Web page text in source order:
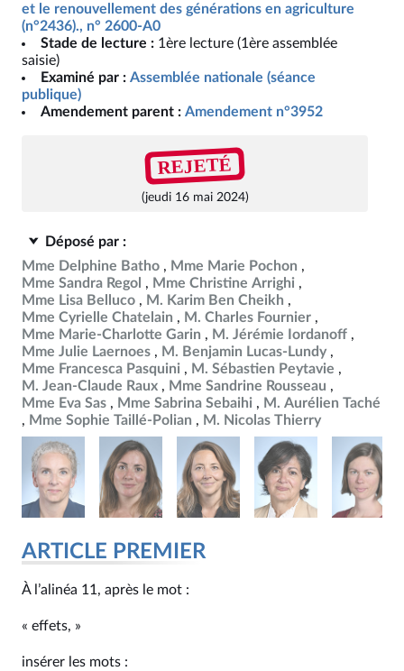
et le renouvellement des générations en agriculture
(n°2436)., n° 2600-A0
Stade de lecture : 1ère lecture (1ère assemblée
saisie)
Examiné par : Assemblée nationale (séance
publique)
Amendement parent : Amendement n°3952
REJETÉ
(jeudi 16 mai 2024)
Déposé par :
Mme Delphine Batho
Mme Marie Pochon
Mme Sandra Regol
Mme Christine Arrighi
Mme Lisa Belluco
M. Karim Ben Cheikh
Mme Cyrielle Chatelain
M. Charles Fournier
Mme Marie-Charlotte Garin
M. Jérémie Iordanoff
Mme Julie Laernoes
M. Benjamin Lucas-Lundy
Mme Francesca Pasquini
M. Sébastien Peytavie
M. Jean-Claude Raux
Mme Sandrine Rousseau
Mme Eva Sas
Mme Sabrina Sebaihi
M. Aurélien Taché
Mme Sophie Taillé-Polian
M. Nicolas Thierry
ARTICLE PREMIER
À l’alinéa 11, après le mot :
« effets, »
insérer les mots :